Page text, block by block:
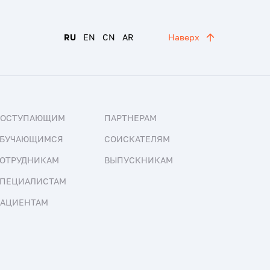
RU EN CN AR Наверх
ПАРТНЕРАМ
СОИСКАТЕЛЯМ
ВЫПУСКНИКАМ